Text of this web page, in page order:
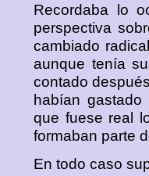
Recordaba lo
perspectiva
cambiado
aunque tenía
contado
habían
que fuese real
formaban parte
En todo caso